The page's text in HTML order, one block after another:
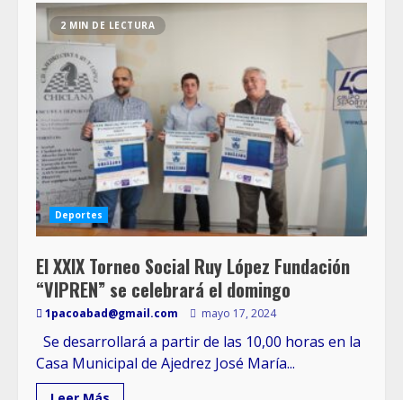
2 MIN DE LECTURA
Deportes
El XXIX Torneo Social Ruy López Fundación
“VIPREN” se celebrará el domingo
1pacoabad@gmail.com mayo 17, 2024
Se desarrollará a partir de las 10,00 horas en la
Casa Municipal de Ajedrez José María...